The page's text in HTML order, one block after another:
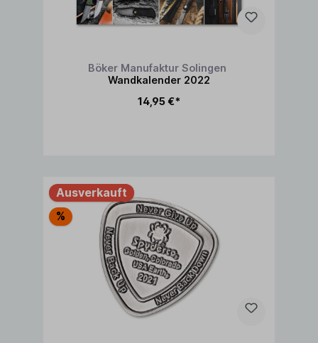
Böker Manufaktur Solingen
Wandkalender 2022
14,95 €*
Ausverkauft
%